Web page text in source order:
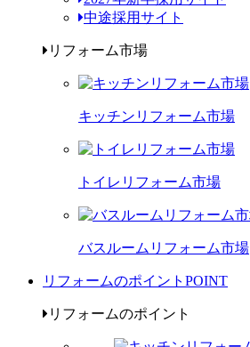
中途採用サイト
リフォーム市場
キッチンリフォーム市場
トイレリフォーム市場
バスルームリフォーム市場
リフォームのポイント POINT
リフォームのポイント